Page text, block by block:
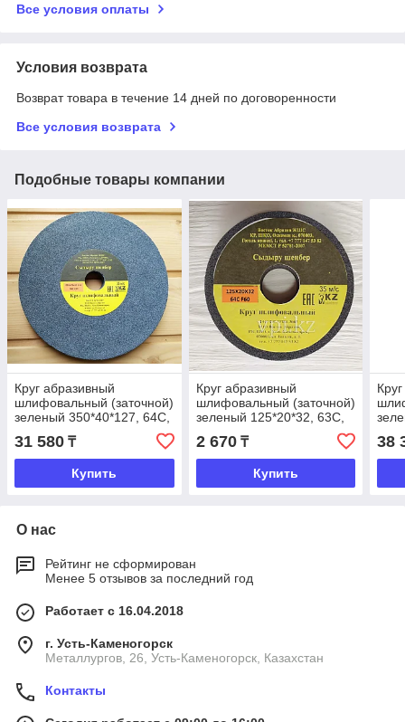
Все условия оплаты
Условия возврата
Возврат товара в течение 14 дней по договоренности
Все условия возврата
Подобные товары компании
Круг абразивный
шлифовальный (заточной)
зеленый 350*40*127, 64C,
СМ Восток Абразив
31 580 ₸
Купить
Круг абразивный
шлифовальный (заточной)
зеленый 125*20*32, 63C,
Восток Абразив
2 670₸
Купить
38
О нас
Рейтинг не сформирован
Менее 5 отзывов за последний год
Работает с 16.04.2018
г. Усть-Каменогорск
Металлургов, 26, Усть-Каменогорск, Казахстан
Контакты